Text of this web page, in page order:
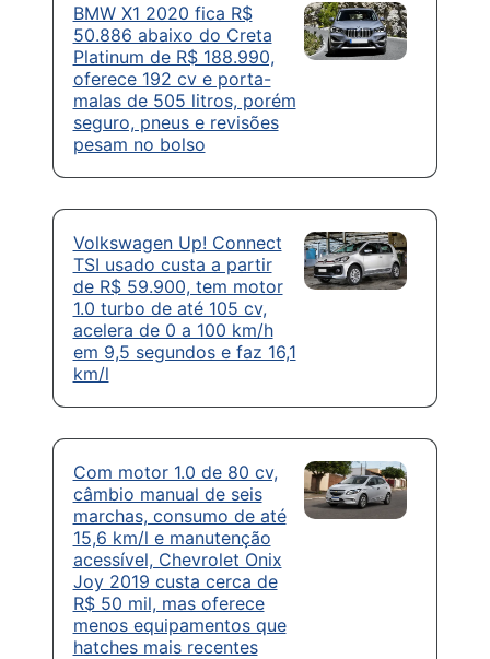
BMW X1 2020 fica R$
50.886 abaixo do Creta
Platinum de R$ 188.990,
oferece 192 cv e porta-
malas de 505 litros, porém
seguro, pneus e revisões
pesam no bolso
Volkswagen Up! Connect
TSI usado custa a partir
de R$ 59.900, tem motor
1.0 turbo de até 105 cv,
acelera de 0 a 100 km/h
em 9,5 segundos e faz 16,1
km/l
Com motor 1.0 de 80 cv,
câmbio manual de seis
marchas, consumo de até
15,6 km/l e manutenção
acessível, Chevrolet Onix
Joy 2019 custa cerca de
R$ 50 mil, mas oferece
menos equipamentos que
hatches mais recentes